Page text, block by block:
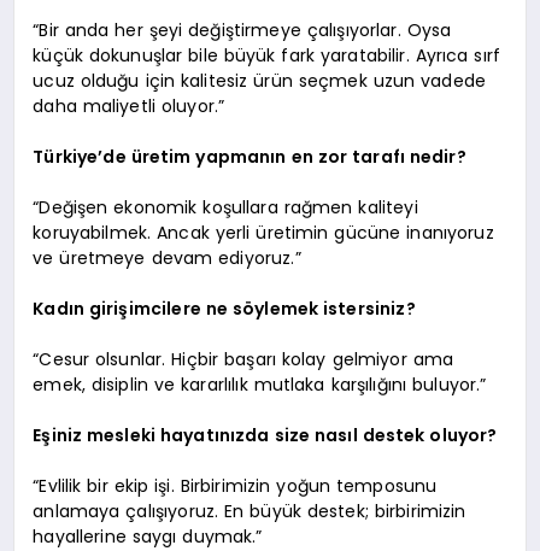
“Bir anda her şeyi değiştirmeye çalışıyorlar. Oysa
küçük dokunuşlar bile büyük fark yaratabilir. Ayrıca sırf
ucuz olduğu için kalitesiz ürün seçmek uzun vadede
daha maliyetli oluyor.”
Türkiye’de üretim yapmanın en zor tarafı nedir?
“Değişen ekonomik koşullara rağmen kaliteyi
koruyabilmek. Ancak yerli üretimin gücüne inanıyoruz
ve üretmeye devam ediyoruz.”
Kadın girişimcilere ne söylemek istersiniz?
“Cesur olsunlar. Hiçbir başarı kolay gelmiyor ama
emek, disiplin ve kararlılık mutlaka karşılığını buluyor.”
Eşiniz mesleki hayatınızda size nasıl destek oluyor?
“Evlilik bir ekip işi. Birbirimizin yoğun temposunu
anlamaya çalışıyoruz. En büyük destek; birbirimizin
hayallerine saygı duymak.”